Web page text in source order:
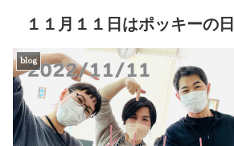
１１月１１日はポッキーの日
blog